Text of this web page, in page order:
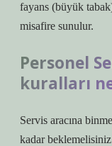
fayans (büyük
misafire sunulur.
Personel
kuralları
Servis aracına
kadar